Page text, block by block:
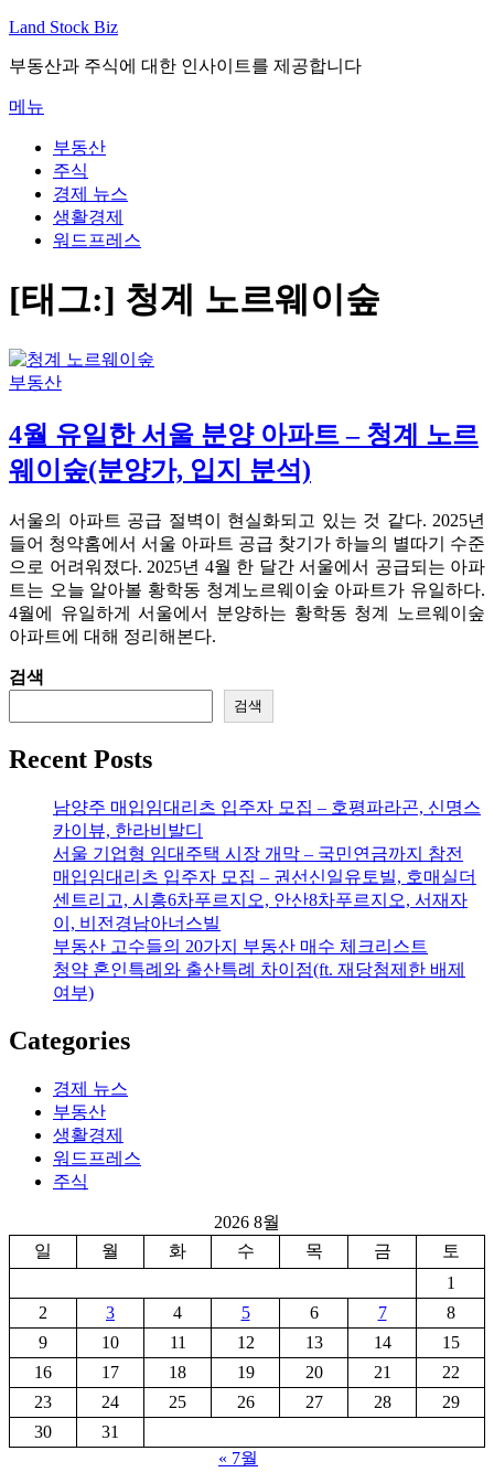
내
으
로
바
Land Stock Biz
부동산과 주식에 대한 인사이트를 제공합니다
메뉴
부동산
주식
경제 뉴스
생활경제
워드프레스
[태그:] 청계 노르웨이숲
부동산
4월 유일한 서울 분양 아파트 – 청계 노르
웨이숲(분양가, 입지 분석)
서울의 아파트 공급 절벽이 현실화되고 있는 것 같다. 2025년
들어 청약홈에서 서울 아파트 공급 찾기가 하늘의 별따기 수준
으로 어려워졌다. 2025년 4월 한 달간 서울에서 공급되는 아파
트는 오늘 알아볼 황학동 청계노르웨이숲 아파트가 유일하다.
4월에 유일하게 서울에서 분양하는 황학동 청계 노르웨이숲
아파트에 대해 정리해본다.
검색
검색
Recent Posts
남양주 매입임대리츠 입주자 모집 – 호평파라곤, 신명스
카이뷰, 한라비발디
서울 기업형 임대주택 시장 개막 – 국민연금까지 참전
매입임대리츠 입주자 모집 – 권선신일유토빌, 호매실더
센트리고, 시흥6차푸르지오, 안산8차푸르지오, 서재자
이, 비전경남아너스빌
부동산 고수들의 20가지 부동산 매수 체크리스트
청약 혼인특례와 출산특례 차이점(ft. 재당첨제한 배제
여부)
Categories
경제 뉴스
부동산
생활경제
워드프레스
주식
2026 8월
일
월 화 수 목 금
토
1
2
3 4 5 6 7
8
9
10 11 12 13 14
15
16
17 18 19 20 21
22
23
24 25 26 27 28
29
30
31
« 7월